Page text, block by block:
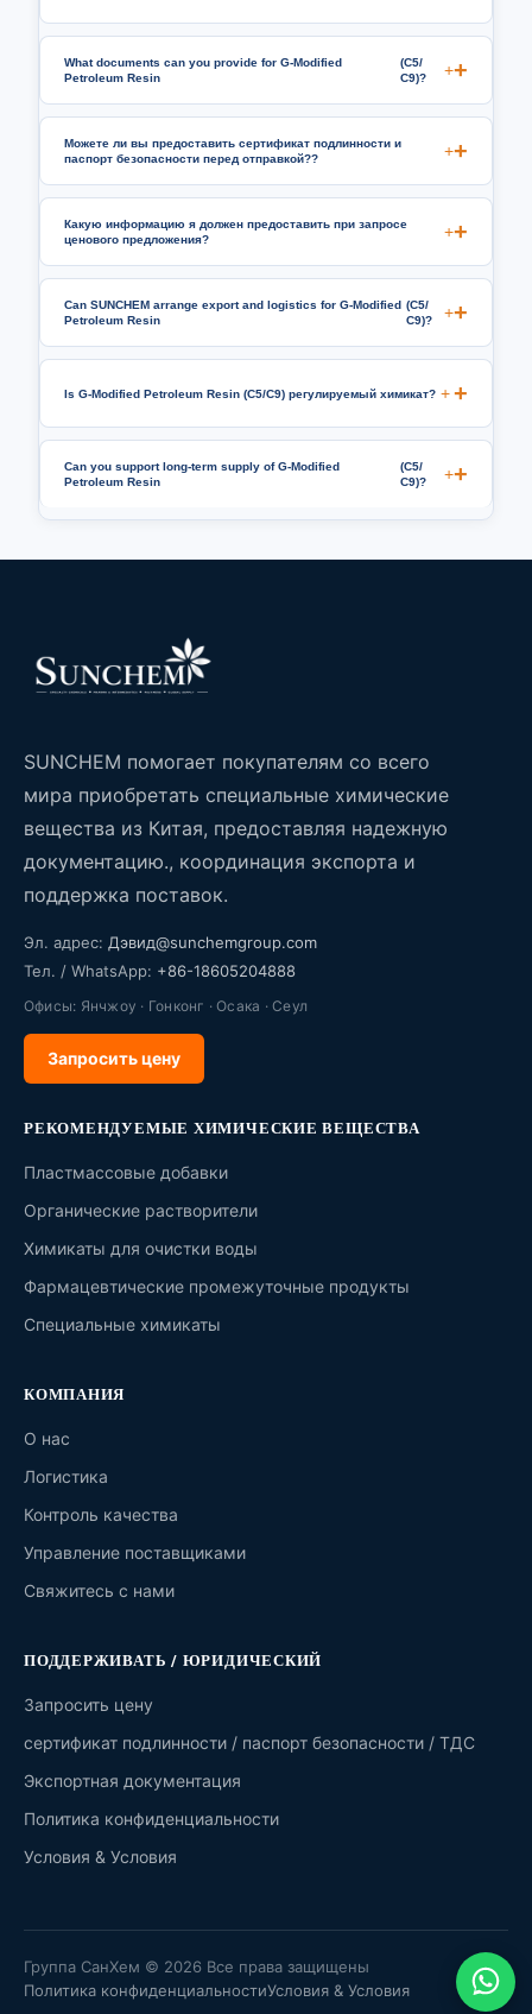
What documents can you provide for G-Modified
Petroleum Resin
(С5/
С9)?
+
Можете ли вы предоставить сертификат подлинности и
паспорт безопасности перед отправкой??
+
Какую информацию я должен предоставить при запросе
ценового предложения?
+
Can SUNCHEM arrange export and logistics for G-Modified
Petroleum Resin
(С5/
С9)?
+
Is G-Modified Petroleum Resin (С5/С9) регулируемый химикат? +
Can you support long-term supply of G-Modified
Petroleum Resin
(С5/
С9)?
+
SUNCHEM помогает покупателям со всего
мира приобретать специальные химические
вещества из Китая, предоставляя надежную
документацию., координация экспорта и
поддержка поставок.
Эл. адрес: Дэвид@sunchemgroup.com
Тел. / WhatsApp: +86-18605204888
Офисы: Янчжоу · Гонконг · Осака · Сеул
Запросить цену
РЕКОМЕНДУЕМЫЕ ХИМИЧЕСКИЕ ВЕЩЕСТВА
Пластмассовые добавки
Органические растворители
Химикаты для очистки воды
Фармацевтические промежуточные продукты
Специальные химикаты
КОМПАНИЯ
О нас
Логистика
Контроль качества
Управление поставщиками
Свяжитесь с нами
ПОДДЕРЖИВАТЬ / ЮРИДИЧЕСКИЙ
Запросить цену
сертификат подлинности / паспорт безопасности / ТДС
Экспортная документация
Политика конфиденциальности
Условия & Условия
Группа СанХем © 2026 Все права защищены
Политика конфиденциальностиУсловия & Условия